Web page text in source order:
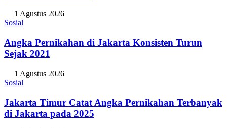
1 Agustus 2026
Sosial
Angka Pernikahan di Jakarta Konsisten Turun
Sejak 2021
1 Agustus 2026
Sosial
Jakarta Timur Catat Angka Pernikahan Terbanyak
di Jakarta pada 2025